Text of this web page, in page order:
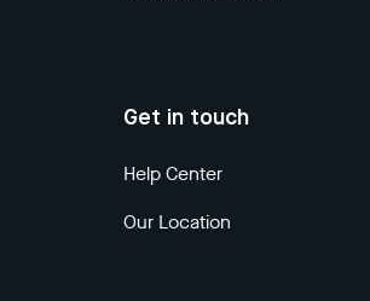
Get in touch
Help Center
Our Location